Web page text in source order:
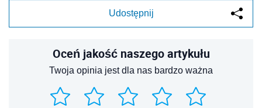
Udostępnij
Oceń jakość naszego artykułu
Twoja opinia jest dla nas bardzo ważna